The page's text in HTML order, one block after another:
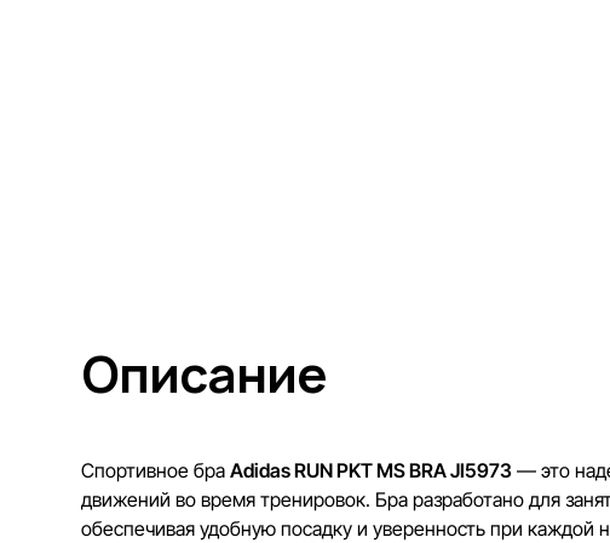
Описание
Спортивное браAdidas RUN PKT MS BRA JI5973 — это
движений во время тренировок. Бра разработано для
обеспечивая удобную посадку и уверенность при каждой